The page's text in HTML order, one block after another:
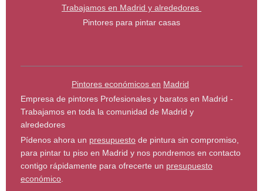
Trabajamos en Madrid y alrededores
Pintores para pintar casas
Pintores económicos en Madrid
Empresa de pintores Profesionales y baratos en Madrid -
Trabajamos en toda la comunidad de Madrid y
alrededores
Pídenos ahora un presupuesto de pintura sin compromiso,
para pintar tu piso en Madrid y nos pondremos en contacto
contigo rápidamente para ofrecerte un presupuesto
económico